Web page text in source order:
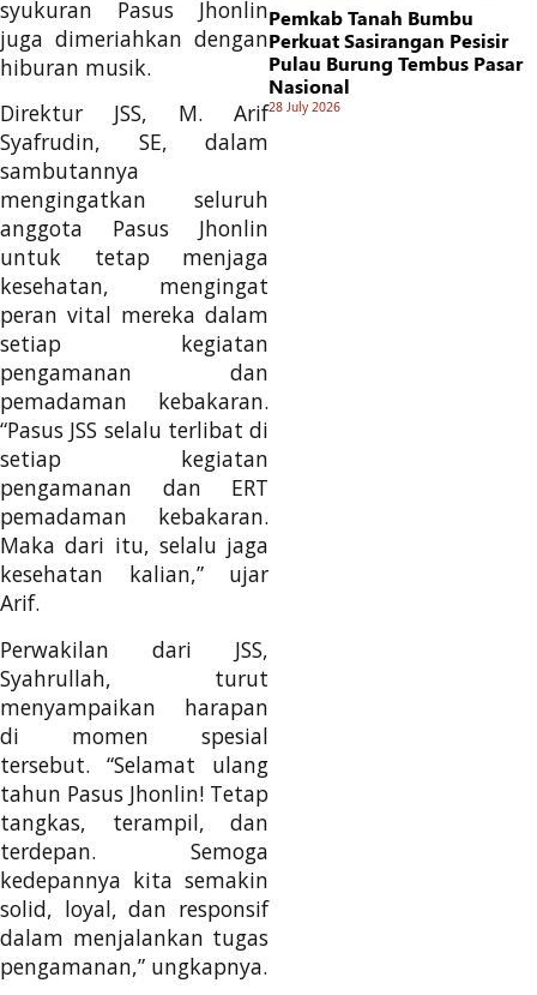
syukuran Pasus Jhonlin
juga dimeriahkan dengan
hiburan musik.
Direktur JSS, M. Arif
Syafrudin, SE, dalam
sambutannya
mengingatkan seluruh
anggota Pasus Jhonlin
untuk tetap menjaga
kesehatan, mengingat
peran vital mereka dalam
setiap kegiatan
pengamanan dan
pemadaman kebakaran.
“Pasus JSS selalu terlibat di
setiap kegiatan
pengamanan dan ERT
pemadaman kebakaran.
Maka dari itu, selalu jaga
kesehatan kalian,” ujar
Arif.
Perwakilan dari JSS,
Syahrullah, turut
menyampaikan harapan
di momen spesial
tersebut. “Selamat ulang
tahun Pasus Jhonlin! Tetap
tangkas, terampil, dan
terdepan. Semoga
kedepannya kita semakin
solid, loyal, dan responsif
dalam menjalankan tugas
pengamanan,” ungkapnya.
Pemkab Tanah Bumbu
Perkuat Sasirangan Pesisir
Pulau Burung Tembus Pasar
Nasional
28 July 2026